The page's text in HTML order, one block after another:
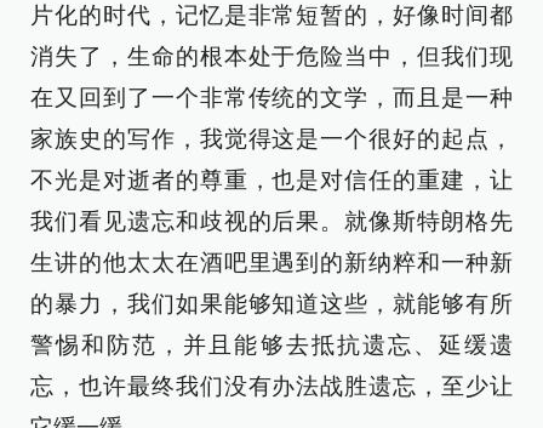
片化的时代，记忆是非常短暂的，好像时间都
消失了，生命的根本处于危险当中，但我们现
在又回到了一个非常传统的文学，而且是一种
家族史的写作，我觉得这是一个很好的起点，
不光是对逝者的尊重，也是对信任的重建，让
我们看见遗忘和歧视的后果。就像斯特朗格先
生讲的他太太在酒吧里遇到的新纳粹和一种新
的暴力，我们如果能够知道这些，就能够有所
警惕和防范，并且能够去抵抗遗忘、延缓遗
忘，也许最终我们没有办法战胜遗忘，至少让